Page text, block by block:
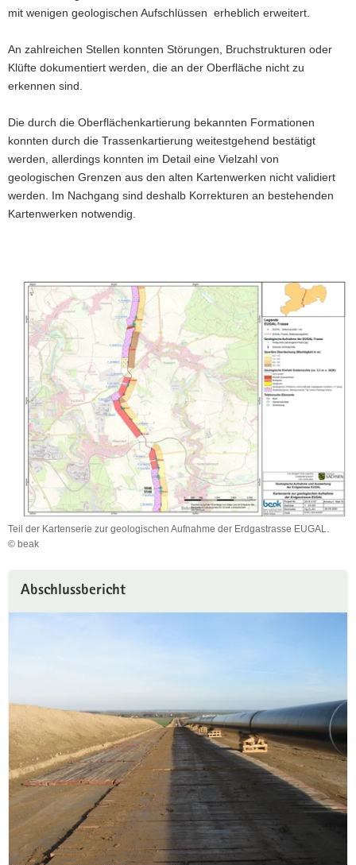
mit wenigen geologischen Aufschlüssen erheblich erweitert.
An zahlreichen Stellen konnten Störungen, Bruchstrukturen oder
Klüfte dokumentiert werden, die an der Oberfläche nicht zu
erkennen sind.
Die durch die Oberflächenkartierung bekannten Formationen
konnten durch die Trassenkartierung weitestgehend bestätigt
werden, allerdings konnten im Detail eine Vielzahl von
geologischen Grenzen aus den alten Kartenwerken nicht validiert
werden. Im Nachgang sind deshalb Korrekturen an bestehenden
Kartenwerken notwendig.
Teil der Kartenserie zur geologischen Aufnahme der Erdgastrasse EUGAL.
© beak
Kartenserie
Abschlussbericht